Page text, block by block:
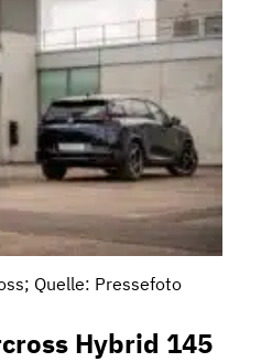
Quelle: Pressefoto
Hybrid 145